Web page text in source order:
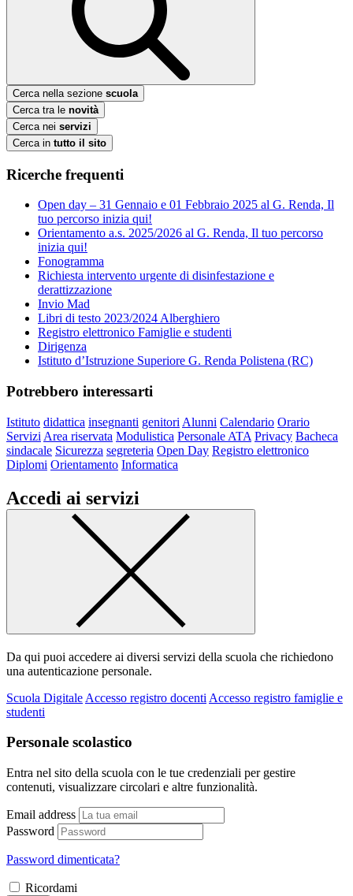
Cerca nella sezione scuola
Cerca tra le novità
Cerca nei servizi
Cerca in tutto il sito
Ricerche frequenti
Open day – 31 Gennaio e 01 Febbraio 2025 al G. Renda, Il
tuo percorso inizia qui!
Orientamento a.s. 2025/2026 al G. Renda, Il tuo percorso
inizia qui!
Fonogramma
Richiesta intervento urgente di disinfestazione e
derattizzazione
Invio Mad
Libri di testo 2023/2024 Alberghiero
Registro elettronico Famiglie e studenti
Dirigenza
Istituto d’Istruzione Superiore G. Renda Polistena (RC)
Potrebbero interessarti
Istituto didattica insegnanti genitori Alunni Calendario Orario
Servizi Area riservata Modulistica Personale ATA Privacy Bacheca
sindacale Sicurezza segreteria Open Day Registro elettronico
Diplomi Orientamento Informatica
Accedi ai servizi
Da qui puoi accedere ai diversi servizi della scuola che richiedono
una autenticazione personale.
Scuola Digitale Accesso registro docenti Accesso registro famiglie e
studenti
Personale scolastico
Entra nel sito della scuola con le tue credenziali per gestire
contenuti, visualizzare circolari e altre funzionalità.
Email address
Password
Password dimenticata?
Ricordami